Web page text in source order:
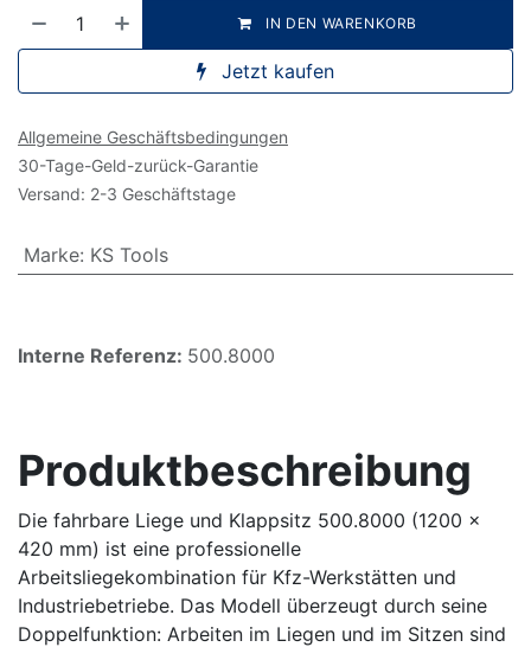
IN DEN WARENKORB
Jetzt kaufen
Allgemeine Geschäftsbedingungen
30-Tage-Geld-zurück-Garantie
Versand: 2-3 Geschäftstage
Marke: KS Tools
Interne Referenz: 500.8000
Produktbeschreibung
Die fahrbare Liege und Klappsitz 500.8000 (1200 x
420 mm) ist eine professionelle
Arbeitsliegekombination für Kfz-Werkstätten und
Industriebetriebe. Das Modell überzeugt durch seine
Doppelfunktion: Arbeiten im Liegen und im Sitzen sind